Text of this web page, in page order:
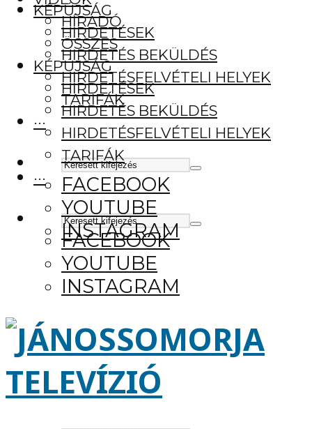
KÉPÚJSÁG
HIRDETÉSEK
HIRDETÉS BEKÜLDÉS
HIRDETÉSFELVÉTELI HELYEK
TARIFÁK
···
FACEBOOK
YOUTUBE
INSTAGRAM
HÍRADÓ
ÖSSZES
KÉPÚJSÁG
HIRDETÉSEK
HIRDETÉS BEKÜLDÉS
HIRDETÉSFELVÉTELI HELYEK
TARIFÁK
···
FACEBOOK
YOUTUBE
INSTAGRAM